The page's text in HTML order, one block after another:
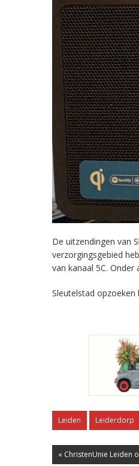
De uitzendingen van
verzorgingsgebied
van kanaal 5C.
Sleutelstad
Leiden Leiderdorp
« ChristenUnie Leiden